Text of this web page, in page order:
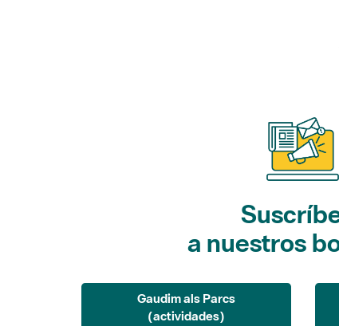
a nuestros
Gaudim als Parcs
(actividades)